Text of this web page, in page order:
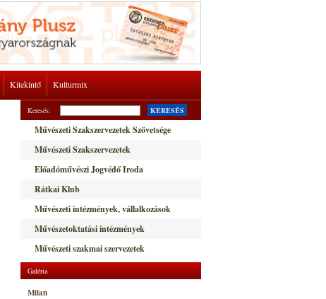
Kitekintő Kulturmix
Keresés: KERESÉS
Művészeti Szakszervezetek Szövetsége
Művészeti Szakszervezetek
Előadóművészi Jogvédő Iroda
Rátkai Klub
Művészeti intézmények, vállalkozások
Művészetoktatási intézmények
Művészeti szakmai szervezetek
Galéria
Milan